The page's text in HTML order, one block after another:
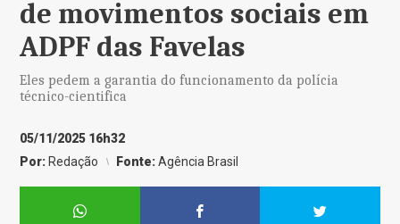
de movimentos sociais em
ADPF das Favelas
Eles pedem a garantia do funcionamento da polícia
técnico-cientifica
05/11/2025 16h32
Por: Redação Fonte:Agência Brasil